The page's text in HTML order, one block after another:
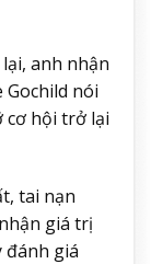
anh nhận
nói
cơ hội trở lại
tai nạn
giá trị
đánh giá